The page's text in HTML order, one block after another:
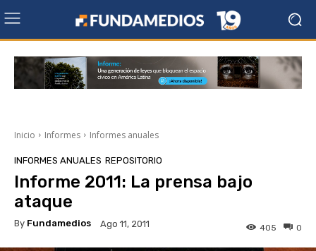
Inicio Informes Informes anuales
INFORMES ANUALES REPOSITORIO
Informe 2011: La prensa bajo
ataque
By Fundamedios Ago 11, 2011 0
405